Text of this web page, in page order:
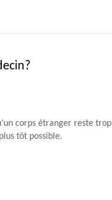
corps étranger reste trop
tôt possible.